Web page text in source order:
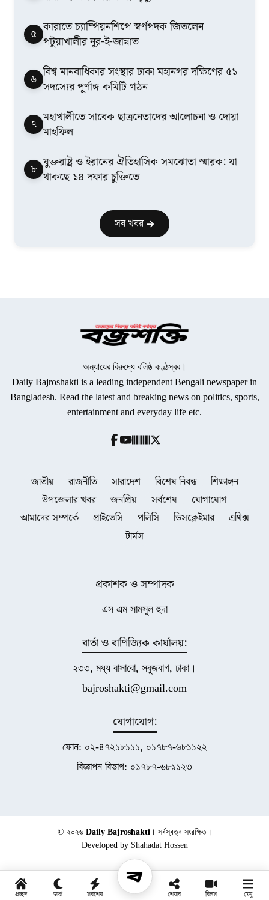
৫ কারাতে চ্যাম্পিয়নশিপে স্বর্ণপদক জিতলেন
পটুয়াখালীর নুর-ই-জান্নাত
৬ বিশ্ব মানবাধিকার সংস্থার ঢাকা মহানগর দক্ষিণের ৫১
সদস্যের পূর্ণাঙ্গ কমিটি গঠন
৭ মহাখালীতে সাবেক ছাত্রনেতাদের আলোচনা ও দোয়া
মাহফিল
৮ যুক্তরাষ্ট্র ও ইরানের ঐতিহাসিক সমঝোতা স্মারক: যা
থাকছে ১৪ দফার চুক্তিতে
সব খবর
অন্যায়ের বিরুদ্ধে বলিষ্ঠ কণ্ঠস্বর।
Daily Bajroshakti is a leading independent Bengali newspaper in
Bangladesh. Read the latest and breaking news on politics, sports,
entertainment and everyday life etc.
জাতীয় রাজনীতি সারাদেশ বিশেষ নিবন্ধ
শিক্ষাঙ্গন
উপজেলার খবর
জনপ্রিয় সর্বশেষ
যোগাযোগ
আমাদের সম্পর্কে
প্রাইভেসি পলিসি ডিসক্লেইমার
এথিক্স
টার্মস
প্রকাশক ও সম্পাদক
এস এম সামসুল হুদা
বার্তা ও বাণিজ্যিক কার্যালয়:
২৩৩, মধ্য বাসাবো, সবুজবাগ, ঢাকা।
bajroshakti@gmail.com
যোগাযোগ:
ফোন: ০২-৪৭২১৮১১১, ০১৭৮৭-৬৮১১২২
বিজ্ঞাপন বিভাগ: ০১৭৮৭-৬৮১১২৩
© ২০২৬ Daily Bajroshakti । সর্বস্বত্ব সংরক্ষিত।
Developed by Shahadat Hossen
প্রচ্ছদ ডার্ক সর্বশেষ শেয়ার রিলস মেনু